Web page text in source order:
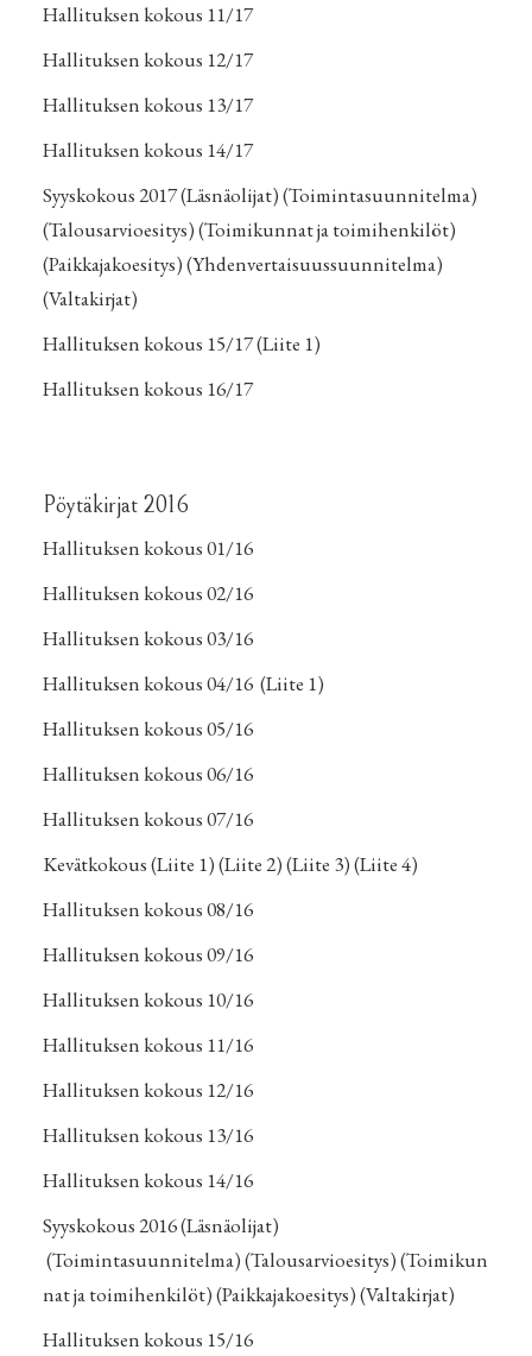
Hallituksen kokous 11/17
Hallituksen kokous 12/17
Hallituksen kokous 13/17
Hallituksen kokous 14/17
Syyskokous 2017(Läsnäolijat)(Toimintasuunnitelma)
(Talousarvioesitys)(Toimikunnat ja toimihenkilöt)
(Paikkajakoesitys)(Yhdenvertaisuussuunnitelma)
(Valtakirjat)
Hallituksen kokous 15/17(Liite 1)
Hallituksen kokous 16/17
Pöytäkirjat 2016
Hallituksen kokous 01/16
Hallituksen kokous 02/16
Hallituksen kokous 03/16
Hallituksen kokous 04/16 (Liite 1)
Hallituksen kokous 05/16
Hallituksen kokous 06/16
Hallituksen kokous 07/16
Kevätkokous(Liite 1) (Liite 2) (Liite 3) (Liite 4)
Hallituksen kokous 08/16
Hallituksen kokous 09/16
Hallituksen kokous 10/16
Hallituksen kokous 11/16
Hallituksen kokous 12/16
Hallituksen kokous 13/16
Hallituksen kokous 14/16
Syyskokous 2016(Läsnäolijat)
(Toimintasuunnitelma) (Talousarvioesitys) (Toimikun
nat ja toimihenkilöt) (Paikkajakoesitys) (Valtakirjat)
Hallituksen kokous 15/16